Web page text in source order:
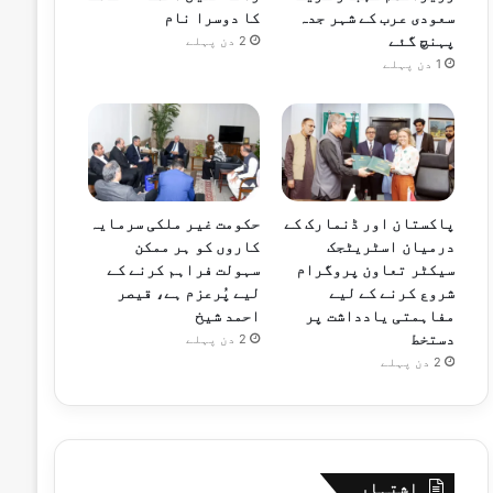
سعودی عرب کے شہر جدہ
پہنچ گئے
1 دن پہلے
کا دوسرا نام
2 دن پہلے
پاکستان اور ڈنمارک کے
درمیان اسٹریٹجک
سیکٹر تعاون پروگرام
شروع کرنے کے لیے
مفاہمتی یادداشت پر
دستخط
2 دن پہلے
حکومت غیر ملکی سرمایہ
کاروں کو ہر ممکن
سہولت فراہم کرنے کے
لیے پُرعزم ہے، قیصر
احمد شیخ
2 دن پہلے
اشتہار